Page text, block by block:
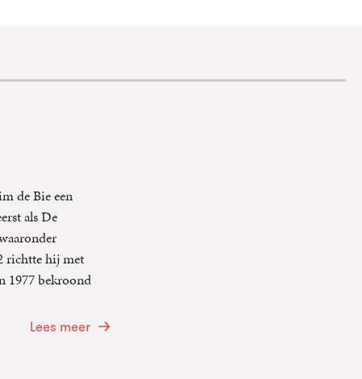
de Bie een
als De
richtte hij met
1977 bekroond
Lees meer